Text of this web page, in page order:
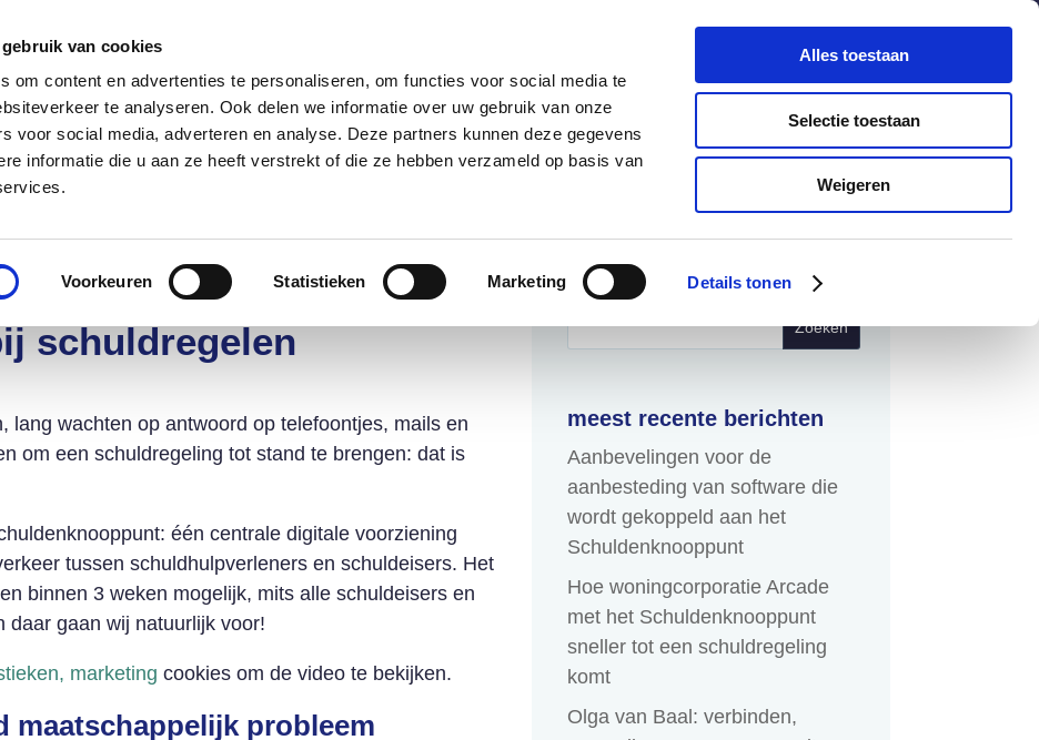
van cookies
om content en advertenties te personaliseren, om functies voor social media te
te analyseren. Ook delen we informatie over uw gebruik van onze
voor social media, adverteren en analyse. Deze partners kunnen deze gegevens
informatie die u aan ze heeft verstrekt of die ze hebben verzameld op basis van
Voorkeuren Statistieken Marketing Details tonen
Alles toestaan
Selectie toestaan
Weigeren
aanmelden helpdesk webportaal
het? Deelnemers Over ons Informatie
één manier van
schuldregelen
lang wachten op antwoord op telefoontjes, mails en
om een schuldregeling tot stand te brengen: dat is
één centrale digitale voorziening
tussen schuldhulpverleners en schuldeisers. Het
binnen 3 weken mogelijk, mits alle schuldeisers en
daar gaan wij natuurlijk voor!
marketing cookies om de video te bekijken.
maatschappelijk probleem
Zoeken
naar:
meest recente berichten
Aanbevelingen voor de
aanbesteding van software die
wordt gekoppeld aan het
Schuldenknooppunt
Hoe woningcorporatie Arcade
met het Schuldenknooppunt
sneller tot een schuldregeling
komt
Olga van Baal: verbinden,